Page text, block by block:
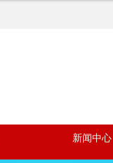
新闻中心